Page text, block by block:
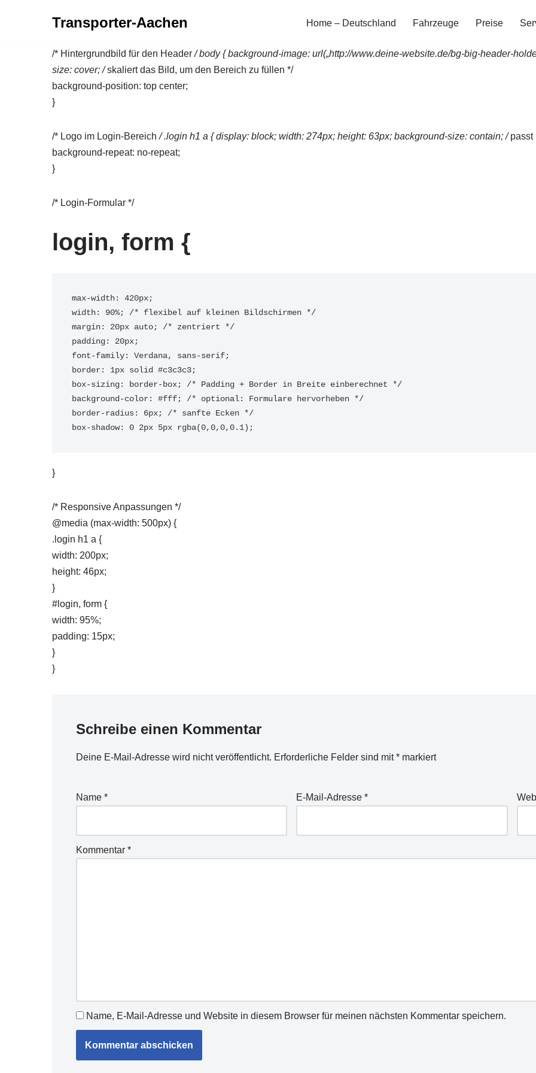
Transporter-Aachen Home – Deutschland Fahrzeuge Preise
/* Hintergrundbild für den Header/ body { background-image: url(„http://www.deine-website.de/bg-big-header-
size: cover; /skaliert das Bild, um den Bereich zu füllen */
background-position: top center;
}
/* Logo im Login-Bereich/ .login h1 a { display: block; width: 274px; height: 63px; background-size: contain; /passt
background-repeat: no-repeat;
}
/* Login-Formular */
login, form {
max-width: 420px;
width: 90%; /* flexibel auf kleinen Bildschirmen */
margin: 20px auto; /* zentriert */
padding: 20px;
font-family: Verdana, sans-serif;
border: 1px solid #c3c3c3;
box-sizing: border-box; /* Padding + Border in Breite einberechnet */
background-color: #fff; /* optional: Formulare hervorheben */
border-radius: 6px; /* sanfte Ecken */
box-shadow: 0 2px 5px rgba(0,0,0,0.1);
}
/* Responsive Anpassungen */
@media (max-width: 500px) {
.login h1 a {
width: 200px;
height: 46px;
}
#login, form {
width: 95%;
padding: 15px;
}
}
Schreibe einen Kommentar
Deine E-Mail-Adresse wird nicht veröffentlicht. Erforderliche Felder sind mit* markiert
Name * E-Mail-Adresse*
Kommentar *
Name, E-Mail-Adresse und Website in diesem Browser für meinen nächsten Kommentar speichern.